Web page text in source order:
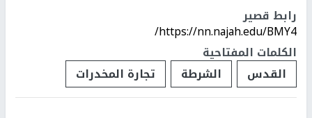
رابط قصير
https://nn.najah.edu/BMY4/
الكلمات المفتاحية
القدس
الشرطة تجارة المخدرات